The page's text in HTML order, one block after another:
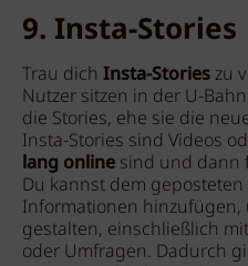
9. Insta-Stories
Trau dich Insta-Stories zu
Nutzer sitzen in der U-
die Stories, ehe sie die
Insta-Stories sind Videos
lang online sind und dann
Du kannst dem
Informationen
gestalten, einschließlich
oder Umfragen. Dadurch